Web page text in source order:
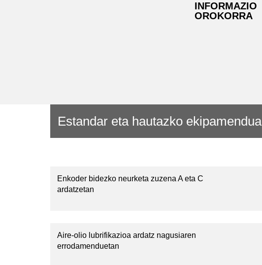
INFORMAZIO
OROKORRA
Estandar eta hautazko ekipamendua
Enkoder bidezko neurketa zuzena A eta C
ardatzetan
Aire-olio lubrifikazioa ardatz nagusiaren
errodamenduetan